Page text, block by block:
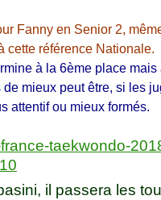
Fanny en Senior 2,
cette référence Nationale.
à la 6ème place
mieux peut être, si les
attentif ou mieux formés.
il passera les